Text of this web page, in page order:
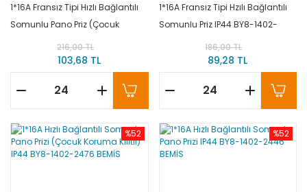
1*16A Fransız Tipi Hızlı Bağlantılı
Somunlu Pano Priz (Çocuk
Koruma Kilitli) IP44 BY8-1402-
216,00 TL
103,68 TL
1*16A Fransız Tipi Hzılı Bağlantılı
Somunlu Priz IP44 BY8-1402-
186,00 TL
89,28 TL
%52 %52